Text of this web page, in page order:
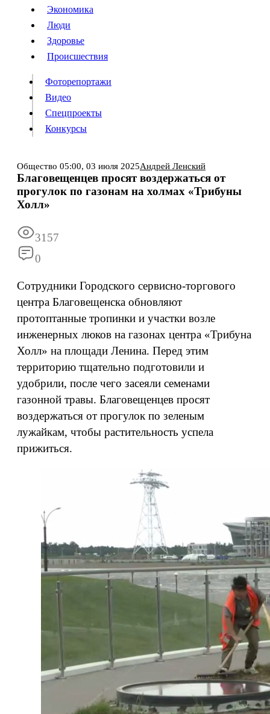
Власть
Происшествия
Видео
Конкурсы
Информация Архив
Экономика
Люди
Здоровье
Происшествия
Фоторепортажи
Видео
Спецпроекты
Конкурсы
Общество 05:00, 03 июля 2025Андрей Ленский
Благовещенцев просят воздержаться от
прогулок по газонам на холмах «Трибуны
Холл»
3157
0
Сотрудники Городского сервисно-торгового
центра Благовещенска обновляют
протоптанные тропинки и участки возле
инженерных люков на газонах центра «Трибуна
Холл» на площади Ленина. Перед этим
территорию тщательно подготовили и
удобрили, после чего засеяли семенами
газонной травы. Благовещенцев просят
воздержаться от прогулок по зеленым
лужайкам, чтобы растительность успела
прижиться.